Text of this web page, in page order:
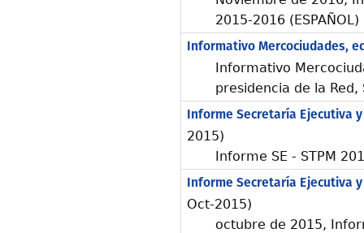
2015-2016 (ESPAÑOL)
Informativo Mercociudades,
Informativo
presidencia de la Red,
Informe Secretaría Ejecutiva
2015)
Informe SE - STPM
Informe Secretaría Ejecutiva
Oct-2015)
octubre de 2015,